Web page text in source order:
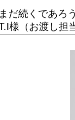
だ続くであろ
様（お渡し担